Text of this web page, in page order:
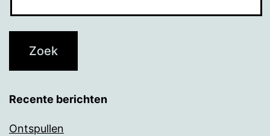
Recente berichten
Ontspullen